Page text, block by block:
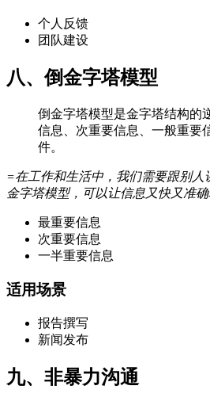
个人反馈
团队建设
八、倒金字塔模型
倒金字塔模型是金字塔结构的
信息、次重要信息、一般重要
件。
=在工作和生活中，我们需要跟别人
金字塔模型，可以让信息又快又准
最重要信息
次重要信息
一半重要信息
适用场景
报告撰写
新闻发布
九、非暴力沟通